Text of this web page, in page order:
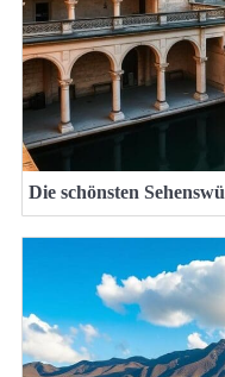
Die schönsten